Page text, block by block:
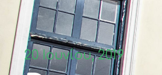
20 Ιουνίου, 2019